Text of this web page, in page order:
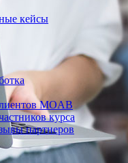
кейсы
MOAB
курса
партнеров